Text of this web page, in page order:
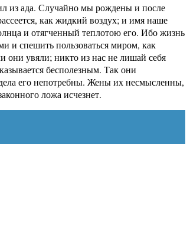
из ада. Случайно мы рождены и после
как жидкий воздух; и имя наше
и отягченный теплотою его. Ибо жизнь
и спешить пользоваться миром, как
они увяли; никто из нас не лишай себя
бесполезным. Так они
его непотребны. Жены их несмысленны,
ложа исчезнет.